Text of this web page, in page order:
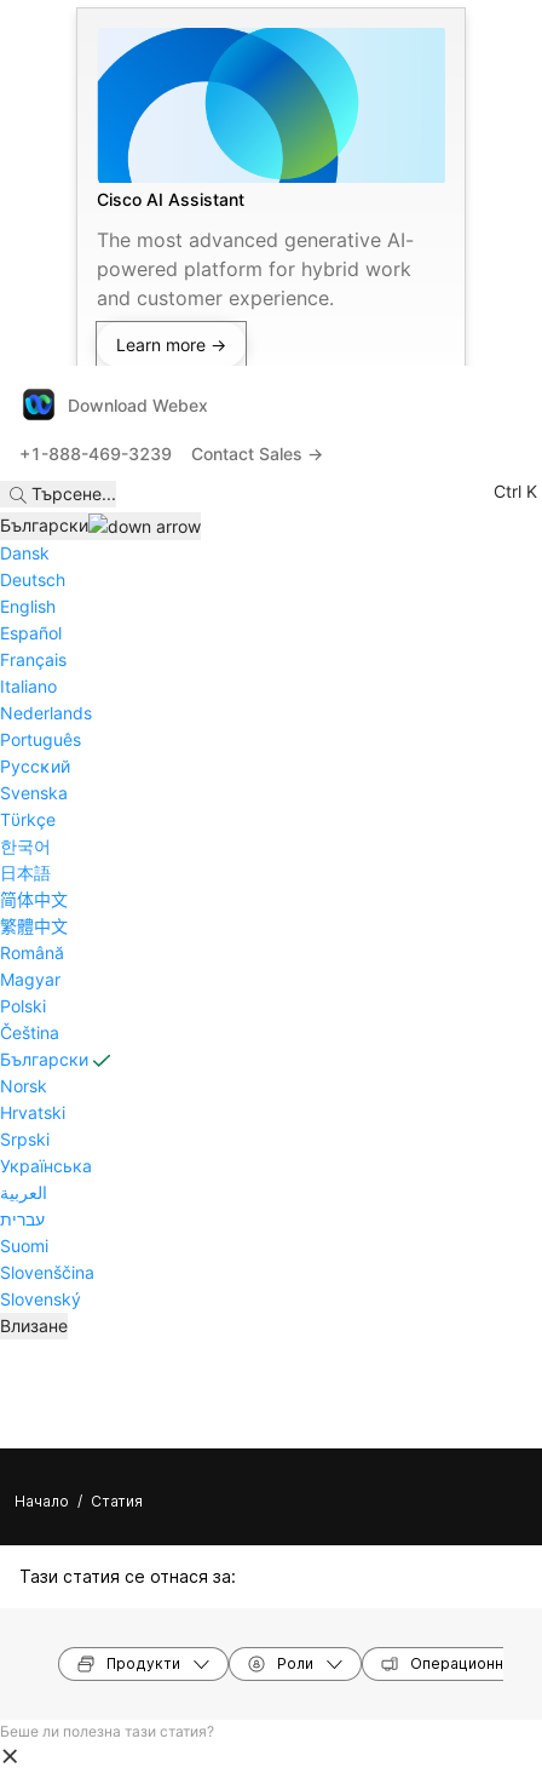
Cisco AI Assistant
The most advanced generative AI-
powered platform for hybrid work
and customer experience.
Learn more →
Download Webex
+1-888-469-3239
Contact Sales →
Търсене...
Ctrl K
Български
Dansk
Deutsch
English
Español
Français
Italiano
Nederlands
Português
Pyccĸий
Svenska
Tϋrkçe
한국어
日本語
简体中文
繁體中文
Română
Magyar
Polski
Čeština
Български
Norsk
Hrvatski
Srpski
Українська
العربية
עברית
Suomi
Slovenščina
Slovenský
Влизане
Начало / Статия
Тази статия се отнася за:
Продукти Роли Операционни
Беше ли полезна тази статия?